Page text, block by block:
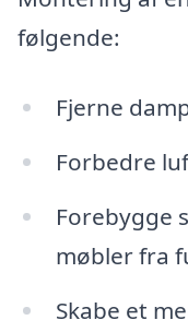
følgende:
Fjerne
Forbedre
Forebygge
møbler fra
Skabe et